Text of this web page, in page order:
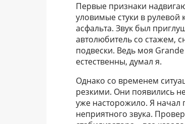
Первые признаки
уловимые стуки в рулевой
асфальта. Звук был
автолюбитель со стажем,
подвески. Ведь моя
естественны, думал я.
Однако со временем
резкими. Они появились
уже насторожило. Я начал
неприятного звука.